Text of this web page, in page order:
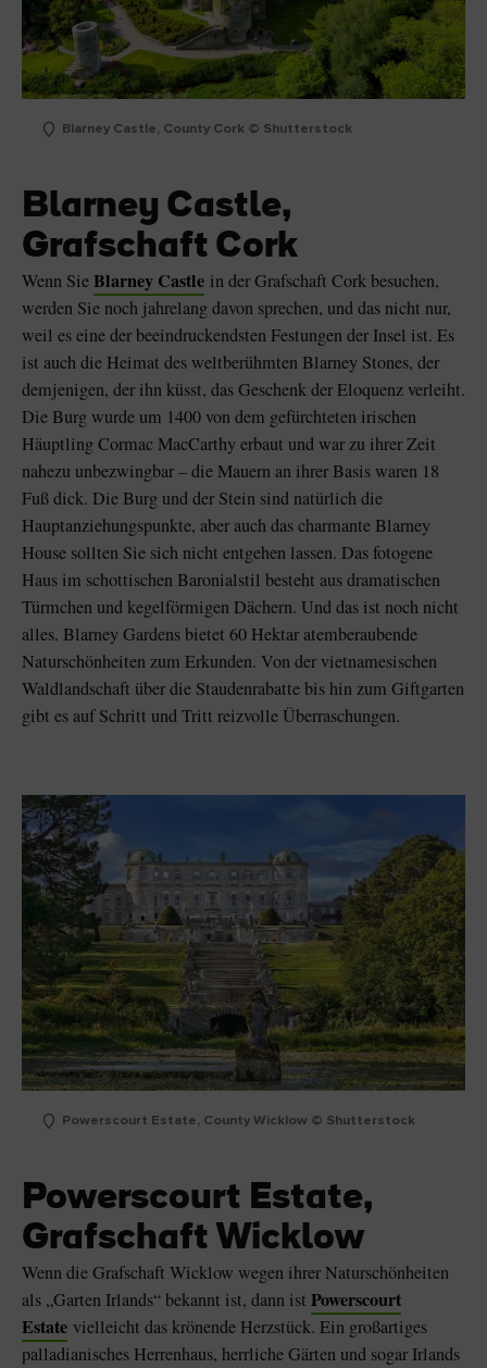
Blarney Castle, County Cork © Shutterstock
Blarney Castle,
Grafschaft Cork
Wenn SieBlarney Castle in der Grafschaft Cork besuchen,
werden Sie noch jahrelang davon sprechen, und das nicht nur,
weil es eine der beeindruckendsten Festungen der Insel ist. Es
ist auch die Heimat des weltberühmten Blarney Stones, der
demjenigen, der ihn küsst, das Geschenk der Eloquenz verleiht.
Die Burg wurde um 1400 von dem gefürchteten irischen
Häuptling Cormac MacCarthy erbaut und war zu ihrer Zeit
nahezu unbezwingbar – die Mauern an ihrer Basis waren 18
Fuß dick. Die Burg und der Stein sind natürlich die
Hauptanziehungspunkte, aber auch das charmante Blarney
House sollten Sie sich nicht entgehen lassen. Das fotogene
Haus im schottischen Baronialstil besteht aus dramatischen
Türmchen und kegelförmigen Dächern. Und das ist noch nicht
alles. Blarney Gardens bietet 60 Hektar atemberaubende
Naturschönheiten zum Erkunden. Von der vietnamesischen
Waldlandschaft über die Staudenrabatte bis hin zum Giftgarten
gibt es auf Schritt und Tritt reizvolle Überraschungen.
Powerscourt Estate, County Wicklow © Shutterstock
Powerscourt Estate,
Grafschaft Wicklow
Wenn die Grafschaft Wicklow wegen ihrer Naturschönheiten
als „Garten Irlands“ bekannt ist, dann ist Powerscourt
Estate vielleicht das krönende Herzstück. Ein großartiges
palladianisches Herrenhaus, herrliche Gärten und sogar Irlands